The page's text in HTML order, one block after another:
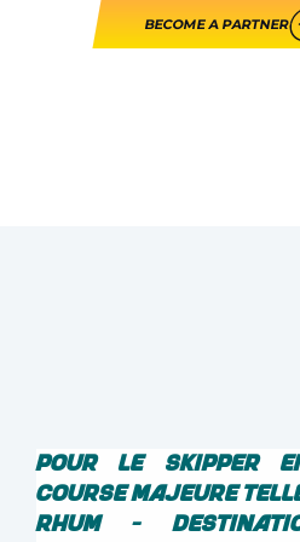
BECOME A PARTNER
Pour le skipper
course majeure
Rhum -